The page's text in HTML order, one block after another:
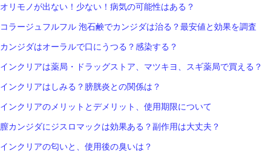
オリモノが出ない！少ない！病気の可能性はある？
コラージュフルフル 泡石鹸でカンジダは治る？最安値と効果を調査
カンジダはオーラルで口にうつる？感染する？
インクリアは薬局・ドラッグストア、マツキヨ、スギ薬局で買える？
インクリアはしみる？膀胱炎との関係は？
インクリアのメリットとデメリット、使用期限について
膣カンジダにジスロマックは効果ある？副作用は大丈夫？
インクリアの匂いと、使用後の臭いは？